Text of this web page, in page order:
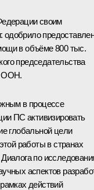
своим
одобрило
в объёме 800 тыс.
председательства
ООН.
в процессе
ПС активизировать
глобальной цели
работы в странах
по
аспектов
действий